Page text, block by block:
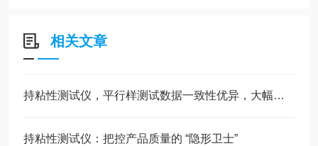
相关文章
持粘性测试仪，平行样测试数据一致性优异，大幅降低人为误差
持粘性测试仪：把控产品质量的 “隐形卫士”